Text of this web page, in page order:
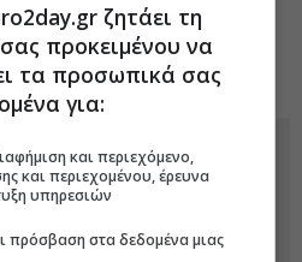
και τα... fingers crossed-
το χαμηλό μονοψήφιο-
ζητάει τη
προκειμένου να
τα προσωπικά σας
για:
και περιεχόμενο,
και περιεχομένου, έρευνα
υπηρεσιών
πρόσβαση στα δεδομένα μιας